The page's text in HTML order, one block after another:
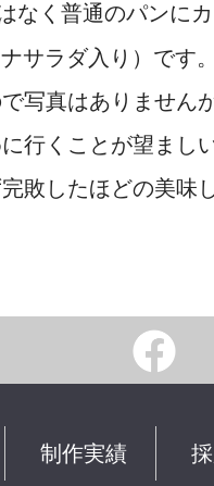
なく普通のパンに
サラダ入り）です。
写真はありません
行くことが望まし
敗したほどの美味
制作実績